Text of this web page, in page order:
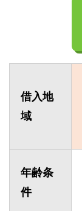
借入地
域
年齢条
件